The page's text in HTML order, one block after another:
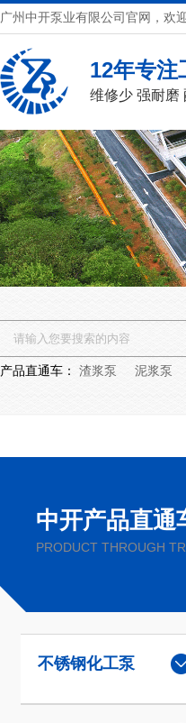
广州中开泵业有限公司官网，欢
12年专注
维修少 强耐磨
产品直通车： 渣浆泵 泥浆泵
中开产品直通
PRODUCT THROUGH
不锈钢化工泵